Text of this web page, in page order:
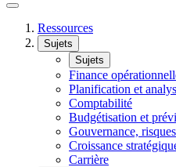
Ressources
Sujets
Sujets
Finance
Planification et
Comptabilité
Budgétisation et
Gouvernance,
Croissance
Carrière